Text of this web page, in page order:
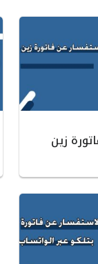
زين